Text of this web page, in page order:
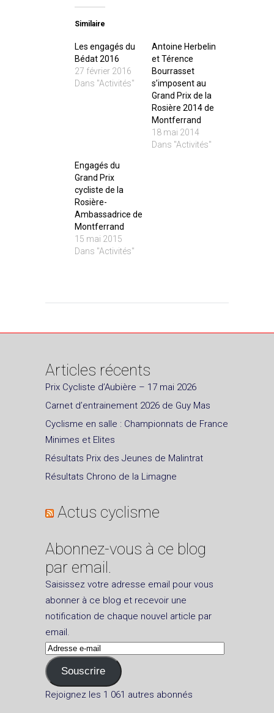
Similaire
Les engagés du
Bédat 2016
27 février 2016
Dans "Activités"
Antoine Herbelin
et Térence
Bourrasset
s’imposent au
Grand Prix de la
Rosière 2014 de
Montferrand
18 mai 2014
Dans "Activités"
Engagés du
Grand Prix
cycliste de la
Rosière-
Ambassadrice de
Montferrand
15 mai 2015
Dans "Activités"
Articles récents
Prix Cycliste d’Aubière – 17 mai 2026
Carnet d’entrainement 2026 de Guy Mas
Cyclisme en salle : Championnats de France
Minimes et Elites
Résultats Prix des Jeunes de Malintrat
Résultats Chrono de la Limagne
Actus cyclisme
Abonnez-vous à ce blog
par email.
Saisissez votre adresse email pour vous
abonner à ce blog et recevoir une
notification de chaque nouvel article par
email.
Adresse
e-
mail
Souscrire
Rejoignez les 1 061 autres abonnés